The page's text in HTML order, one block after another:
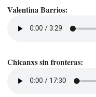
Valentina Barrios:
Chicanxs sin fronteras: